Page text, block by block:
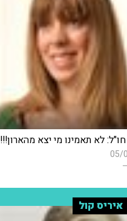
לא תאמינו מי יצא מהארון!!!
05/
איריס קול